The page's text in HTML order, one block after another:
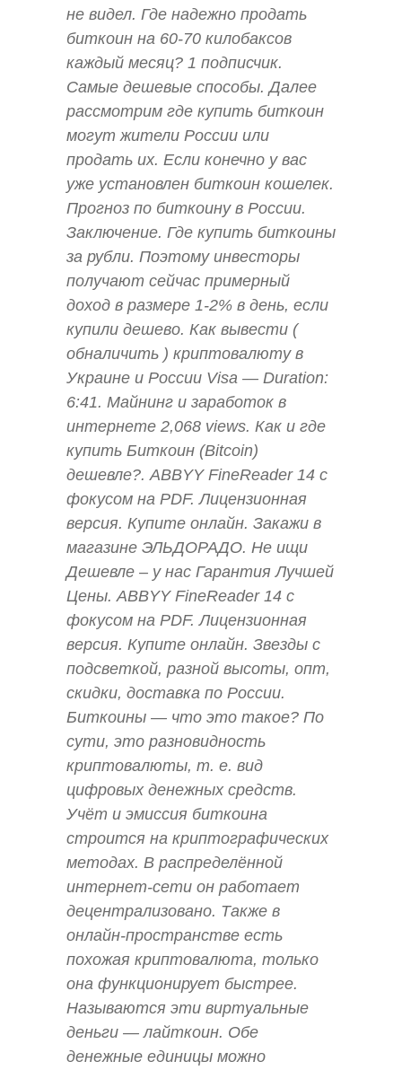
не видел. Где надежно продать
биткоин на 60-70 килобаксов
каждый месяц? 1 подписчик.
Самые дешевые способы. Далее
рассмотрим где купить биткоин
могут жители России или
продать их. Если конечно у вас
уже установлен биткоин кошелек.
Прогноз по биткоину в России.
Заключение. Где купить биткоины
за рубли. Поэтому инвесторы
получают сейчас примерный
доход в размере 1-2% в день, если
купили дешево. Как вывести (
обналичить ) криптовалюту в
Украине и России Visa — Duration:
6:41. Майнинг и заработок в
интернете 2,068 views. Как и где
купить Биткоин (Bitcoin)
дешевле?. ABBYY FineReader 14 с
фокусом на PDF. Лицензионная
версия. Купите онлайн. Закажи в
магазине ЭЛЬДОРАДО. Не ищи
Дешевле – у нас Гарантия Лучшей
Цены. ABBYY FineReader 14 с
фокусом на PDF. Лицензионная
версия. Купите онлайн. Звезды с
подсветкой, разной высоты, опт,
скидки, доставка по России.
Биткоины — что это такое? По
сути, это разновидность
криптовалюты, т. е. вид
цифровых денежных средств.
Учёт и эмиссия биткоина
строится на криптографических
методах. В распределённой
интернет-сети он работает
децентрализовано. Также в
онлайн-пространстве есть
похожая криптовалюта, только
она функционирует быстрее.
Называются эти виртуальные
деньги — лайткоин. Обе
денежные единицы можно